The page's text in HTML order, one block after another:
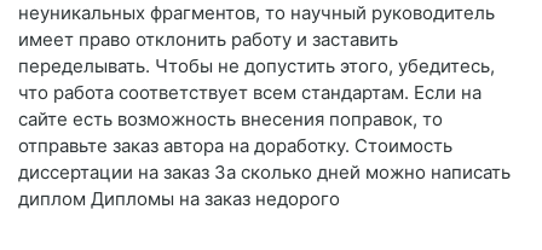
неуникальных фрагментов, то научный руководитель
имеет право отклонить работу и заставить
переделывать. Чтобы не допустить этого, убедитесь,
что работа соответствует всем стандартам. Если на
сайте есть возможность внесения поправок, то
отправьте заказ автора на доработку. Стоимость
диссертации на заказ За сколько дней можно написать
диплом Дипломы на заказ недорого